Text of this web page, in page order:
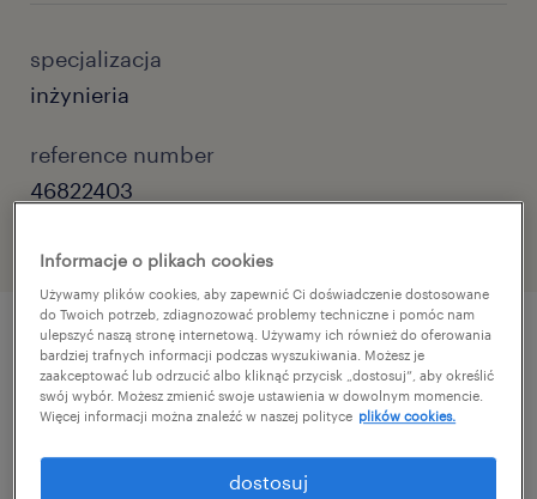
specjalizacja
inżynieria
reference number
46822403
szczegóły oferty
rekrutację na stanowisko managerskie w
Informacje o plikach cookies
Używamy plików cookies, aby zapewnić Ci doświadczenie dostosowane
do Twoich potrzeb, zdiagnozować problemy techniczne i pomóc nam
ulepszyć naszą stronę internetową. Używamy ich również do oferowania
bardziej trafnych informacji podczas wyszukiwania. Możesz je
zaakceptować lub odrzucić albo kliknąć przycisk „dostosuj”, aby określić
swój wybór. Możesz zmienić swoje ustawienia w dowolnym momencie.
Więcej informacji można znaleźć w naszej polityce plików cookies.
dostosuj